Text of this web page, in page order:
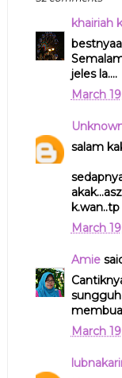
khairiah
jeles la....
March
salam
March
Amie
March